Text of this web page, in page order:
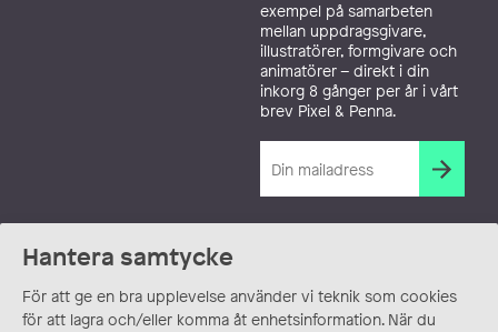
Hantera samtycke
För att ge en bra upplevelse använder vi teknik som cookies
för att lagra och/eller komma åt enhetsinformation. När du
exempel på samarbeten
mellan uppdragsgivare,
illustratörer, formgivare och
animatörer – direkt i din
inkorg 8 gånger per år i vårt
brev Pixel & Penna.